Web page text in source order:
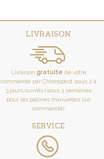
LIVRAISON
Livraison gratuite de votre
commande par Chronopost sous 2 à
3 jours ouvrés (sous 3 semaines
pour les patines manuelles sur
commande)
SERVICE